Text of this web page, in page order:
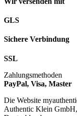
GLS
Sichere Verbindung
SSL
Zahlungsmethoden
PayPal, Visa, Master
Die Website
Authentic Klein